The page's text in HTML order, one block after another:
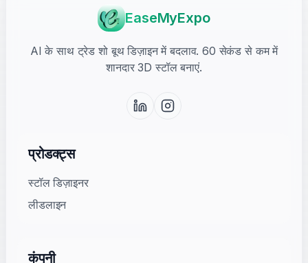
EaseMyExpo
AI के साथ ट्रेड शो बूथ डिज़ाइन में बदलाव. 60 सेकंड से कम में
शानदार 3D स्टॉल बनाएं.
प्रोडक्ट्स
स्टॉल डिज़ाइनर
लीडलाइन
कंपनी